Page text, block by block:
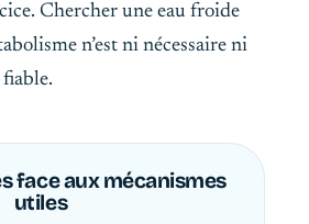
Chercher une eau froide
n’est ni nécessaire ni
face aux mécanismes
utiles